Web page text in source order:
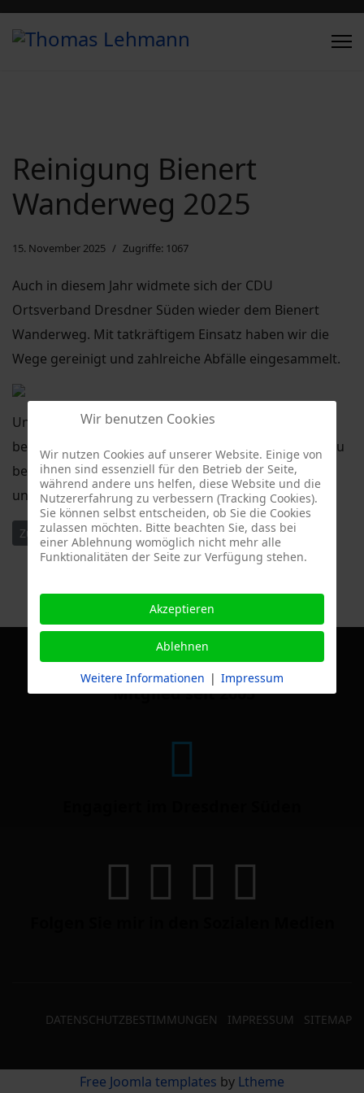
Reinigung Bienert
Wanderweg 2025
15. November 2025 Zugriffe: 1067
Auch in diesem Jahr widmete sich der CDU
Ortsverband Dresdner Süden wieder dem Bienert
Wanderweg. Mit tatkräftigem Einsatz haben wir die
Wege gereinigt und zahlreiche Abfälle eingesammelt.
Unser Ziel ist es, aktiv zu einem sauberen Stadtbild
beizutragen und die Schönheit unserer Umgebung zu
bewahren. Wir sind stolz, einen kleinen Beitrag für
unsere Stadt leisten zu können!
Vorheriger Beitrag: Stadtrat Dezember 2025 - Redebeitrag
Zurück Nächster Beitrag: Hallenmeisterschaften 2025 beim
Weiter
Mitglied seit 2005
DATENSCHUTZBESTIMMUNGEN IMPRESSUM SITEMAP
Free Joomla templates by Ltheme
Wir benutzen Cookies
Wir nutzen Cookies auf unserer Website. Einige von
ihnen sind essenziell für den Betrieb der Seite,
während andere uns helfen, diese Website und die
Nutzererfahrung zu verbessern (Tracking Cookies).
Sie können selbst entscheiden, ob Sie die Cookies
zulassen möchten. Bitte beachten Sie, dass bei
einer Ablehnung womöglich nicht mehr alle
Funktionalitäten der Seite zur Verfügung stehen.
Akzeptieren
Ablehnen
Weitere Informationen | Impressum